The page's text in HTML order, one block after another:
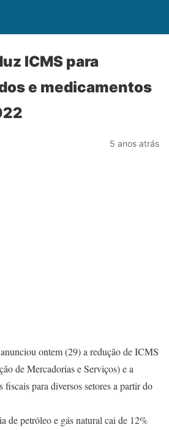
ICMS para
e medicamentos
5 anos atrás
ontem (29) a redução de ICMS
de Mercadorias e Serviços) e a
fiscais para diversos setores a partir do
de petróleo e gás natural cai de 12%